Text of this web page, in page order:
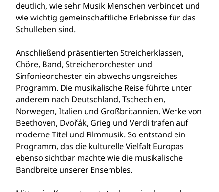
deutlich, wie sehr Musik Menschen verbindet und
wie wichtig gemeinschaftliche Erlebnisse für das
Schulleben sind.
Anschließend präsentierten Streicherklassen,
Chöre, Band, Streicherorchester und
Sinfonieorchester ein abwechslungsreiches
Programm. Die musikalische Reise führte unter
anderem nach Deutschland, Tschechien,
Norwegen, Italien und Großbritannien. Werke von
Beethoven, Dvořák, Grieg und Verdi trafen auf
moderne Titel und Filmmusik. So entstand ein
Programm, das die kulturelle Vielfalt Europas
ebenso sichtbar machte wie die musikalische
Bandbreite unserer Ensembles.